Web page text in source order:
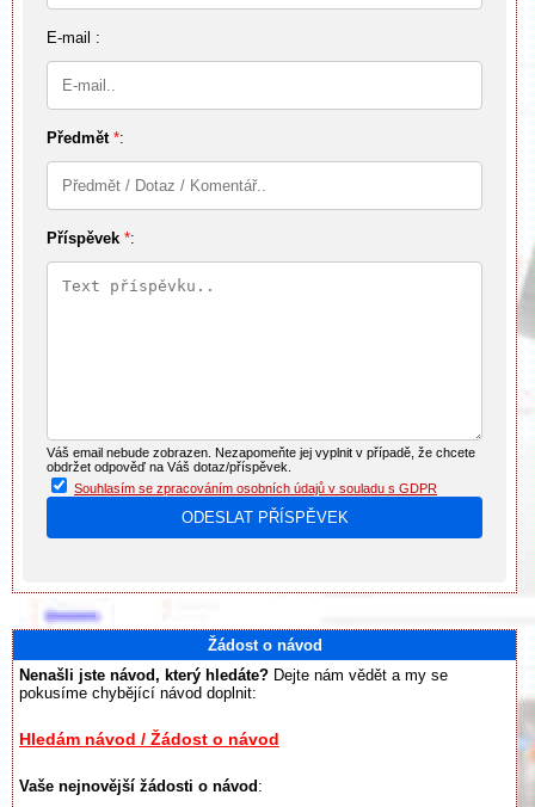
E-mail :
Předmět *:
Příspěvek *:
Váš email nebude zobrazen. Nezapomeňte jej vyplnit v případě, že chcete
obdržet odpověď na Váš dotaz/příspěvek.
Souhlasím se zpracováním osobních údajů v souladu s GDPR
Žádost o návod
Nenašli jste návod, který hledáte? Dejte nám vědět a my se
pokusíme chybějící návod doplnit:
Hledám návod / Žádost o návod
Vaše nejnovější žádosti o návod :